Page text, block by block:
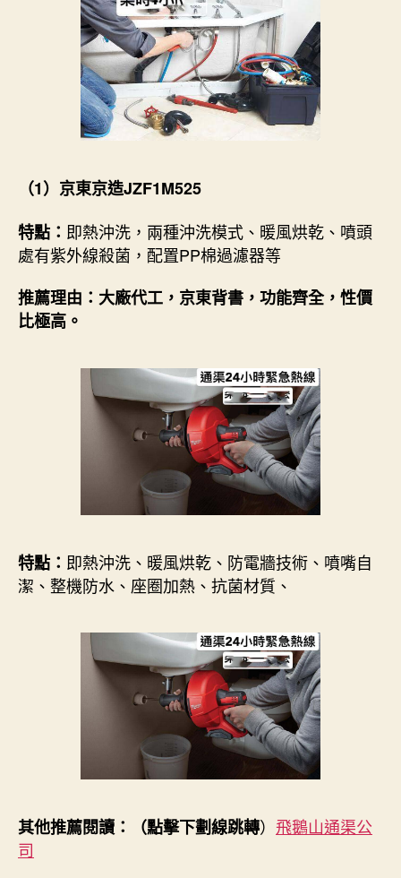
（1）京東京造JZF1M525
特點： 即熱沖洗，兩種沖洗模式、暖風烘乾、噴頭
處有紫外線殺菌，配置PP棉過濾器等
推薦理由：大廠代工，京東背書，功能齊全，性價
比極高。
特點： 即熱沖洗、暖風烘乾、防電牆技術、噴嘴自
潔、整機防水、座圈加熱、抗菌材質、
其他推薦閱讀：（點擊下劃線跳轉） 飛鵝山通渠公
司